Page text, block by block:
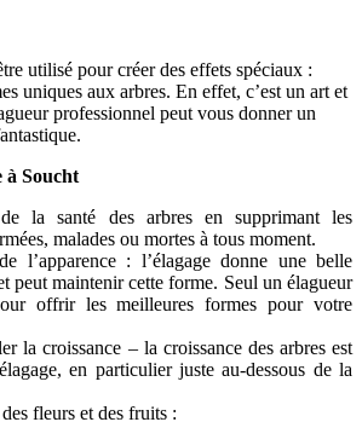
utilisé pour créer des effets spéciaux :
uniques aux arbres. En effet, c’est un art et
professionnel peut vous donner un
à Soucht
de la santé des arbres en supprimant les
malades ou mortes à tous moment.
l’apparence : l’élagage donne une belle
peut maintenir cette forme. Seul un élagueur
offrir les meilleures formes pour votre
la croissance – la croissance des arbres est
en particulier juste au-dessous de la
fleurs et des fruits :